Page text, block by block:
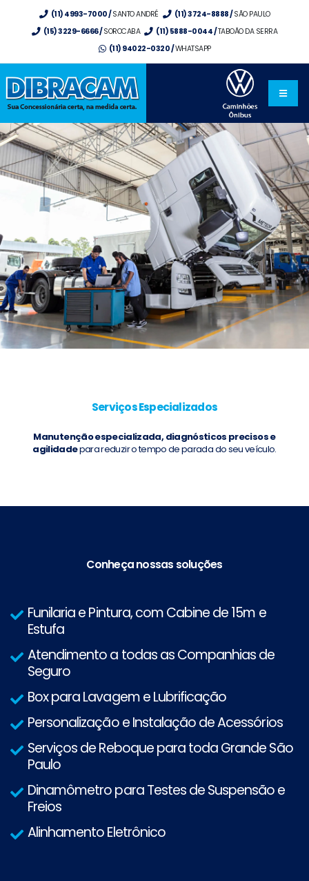
(11) 4993-7000 /SANTO ANDRÉ (11) 3724-8888 /SÃO PAULO
(15) 3229-6666 /SOROCABA (11) 5888-0044 /TABOÃO DA SERRA
(11) 94022-0320 /WHATSAPP
Serviços Especializados
Manutenção especializada, diagnósticos precisos e
agilidadepara reduzir o tempo de parada do seu veículo.
Conheça nossas soluções
Funilaria e Pintura, com Cabine de 15m e
Estufa
Atendimento a todas as Companhias de
Seguro
Box para Lavagem e Lubrificação
Personalização e Instalação de Acessórios
Serviços de Reboque para toda Grande São
Paulo
Dinamômetro para Testes de Suspensão e
Freios
Alinhamento Eletrônico